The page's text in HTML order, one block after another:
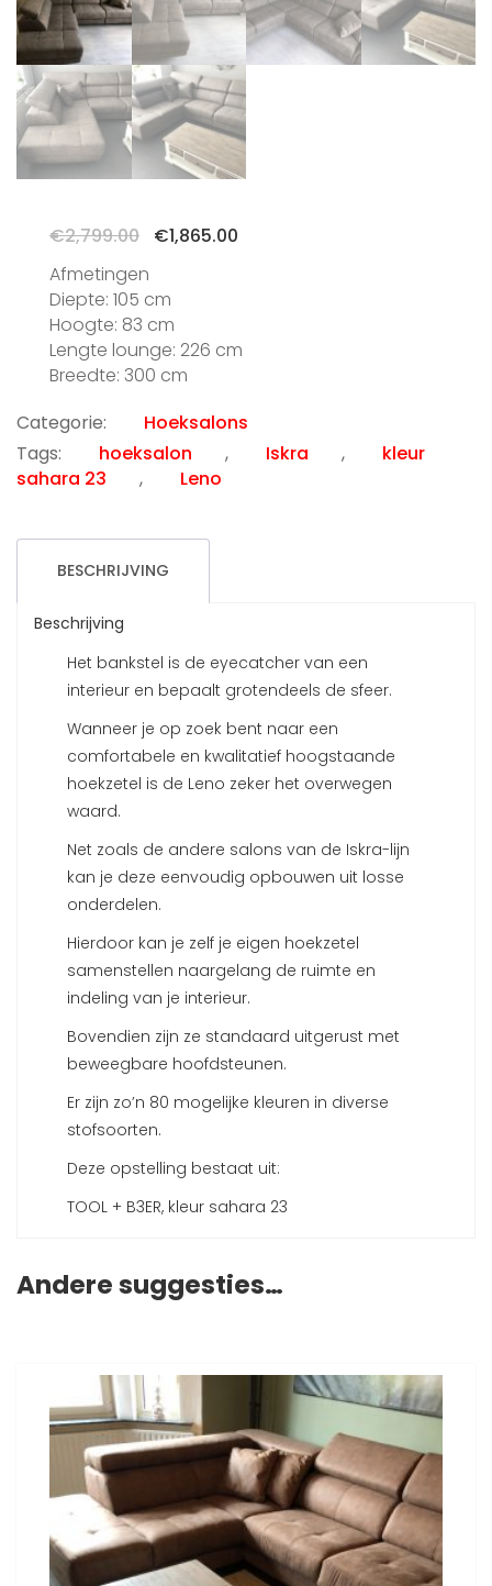
€2,799.00
Oorspronkelijke
€2,799.00.
€1,865.00
Afmetingen
Diepte: 105 cm
Hoogte: 83 cm
Lengte lounge: 226 cm
Breedte: 300 cm
Categorie:
Hoeksalons
Tags:
hoeksalon , Iskra ,
kleur
sahara 23
, Leno
BESCHRIJVING
Beschrijving
Het bankstel is de eyecatcher van een
interieur en bepaalt grotendeels de sfeer.
Wanneer je op zoek bent naar een
comfortabele en kwalitatief hoogstaande
hoekzetel is de Leno zeker het overwegen
waard.
Net zoals de andere salons van de Iskra-lijn
kan je deze eenvoudig opbouwen uit losse
onderdelen.
Hierdoor kan je zelf je eigen hoekzetel
samenstellen naargelang de ruimte en
indeling van je interieur.
Bovendien zijn ze standaard uitgerust met
beweegbare hoofdsteunen.
Er zijn zo’n 80 mogelijke kleuren in diverse
stofsoorten.
Deze opstelling bestaat uit:
TOOL + B3ER, kleur sahara 23
Andere suggesties…